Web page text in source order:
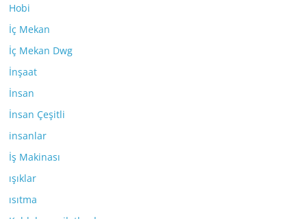
Hobi
İç Mekan
İç Mekan Dwg
İnşaat
İnsan
İnsan Çeşitli
insanlar
İş Makinası
ışıklar
ısıtma